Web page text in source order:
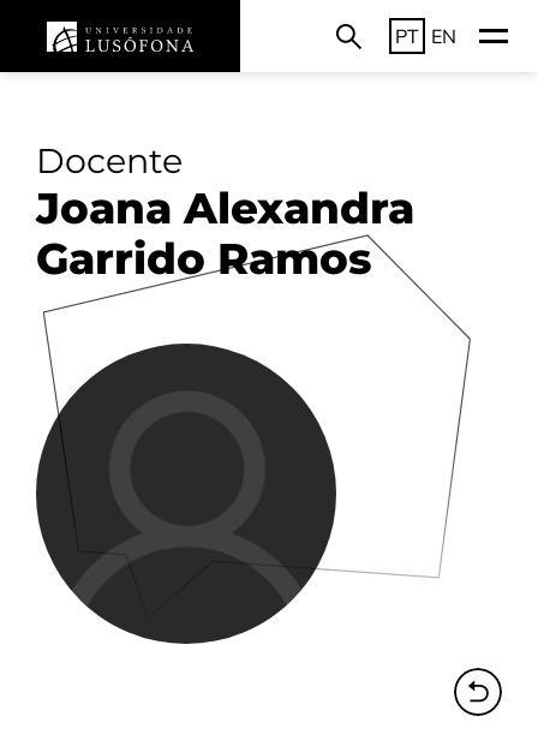
PT EN
Docente
Joana Alexandra
Garrido Ramos